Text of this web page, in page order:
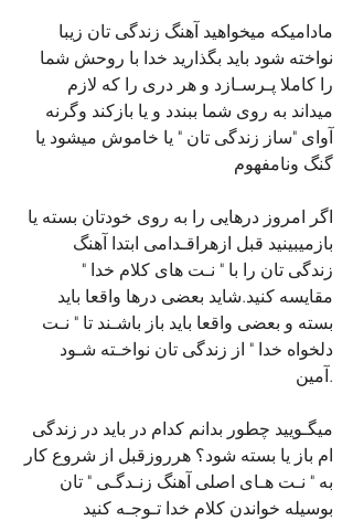
مادامیکه میخواهید آهنگ زندگی تان زیبا
نواخته شود باید بگذارید خدا با روحش شما
را کاملا پـرسـازد و هر دری را که لازم
میداند به روی شما ببندد و یا بازکند وگرنه
آوای "ساز زندگی تان " یا خاموش میشود یا
گنگ ونامفهوم
اگر امروز درهایی را به روی خودتان بسته یا
بازمیبینید قبل ازهراقـدامی ابتدا آهنگ
زندگی تان را با " نـت های کلام خدا "
مقایسه کنید.شاید بعضی درها واقعا باید
بسته و بعضی واقعا باید باز باشـند تا " نـت
دلخواه خدا " از زندگی تان نواخـته شـود
.آمین
میگـویید چطور بدانم کدام در باید در زندگی
ام باز یا بسته شود؟ هرروزقبل از شروع کار
به " نـت هـای اصلی آهنگ زنـدگـی " تان
بوسیله خواندن کلام خدا تـوجـه کنید